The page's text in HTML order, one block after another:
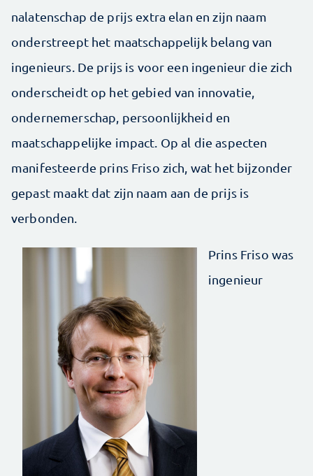
nalatenschap de prijs extra elan en zijn naam
onderstreept het maatschappelijk belang van
ingenieurs. De prijs is voor een ingenieur die zich
onderscheidt op het gebied van innovatie,
ondernemerschap, persoonlijkheid en
maatschappelijke impact. Op al die aspecten
manifesteerde prins Friso zich, wat het bijzonder
gepast maakt dat zijn naam aan de prijs is
verbonden.
Prins Friso was
ingenieur